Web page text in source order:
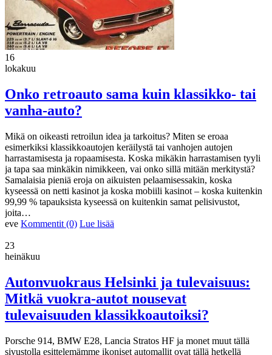
16
lokakuu
Onko retroauto sama kuin klassikko- tai
vanha-auto?
Mikä on oikeasti retroilun idea ja tarkoitus? Miten se eroaa
esimerkiksi klassikkoautojen keräilystä tai vanhojen autojen
harrastamisesta ja ropaamisesta. Koska mikäkin harrastamisen tyyli
ja tapa saa minkäkin nimikkeen, vai onko sillä mitään merkitystä?
Samalaisia pieniä eroja on aikuisten pelaamisessakin, koska
kyseessä on netti kasinot ja koska mobiili kasinot – koska kuitenkin
99,99 % tapauksista kyseessä on kuitenkin samat pelisivustot,
joita…
eve Kommentit (0) Lue lisää
23
heinäkuu
Autonvuokraus Helsinki ja tulevaisuus:
Mitkä vuokra-autot nousevat
tulevaisuuden klassikkoautoiksi?
Porsche 914, BMW E28, Lancia Stratos HF ja monet muut tällä
sivustolla esittelemämme ikoniset automallit ovat tällä hetkellä